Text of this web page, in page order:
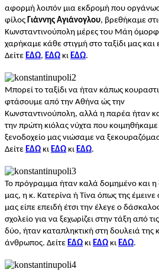
αφορμή λοιπόν μια εκδρομή που
φίλος
Γιάννης Αγιάνογλου, βρεθήκαμε
Κωνσταντινούπολη μέρες του Μάη
χαρήκαμε κάθε στιγμή στο ταξίδι μας και
Δείτε ΕΔΩ, ΕΔΩ κι ΕΔΩ.
Μπορεί το ταξίδι να ήταν κάπως
φτάσουμε από την Αθήνα ώς την
Κωνσταντινούπολη, αλλά η παρέα ήταν
την πρώτη κιόλας νύχτα που
ξενοδοχείο μας νιώσαμε να
Δείτε ΕΔΩ κι ΕΔΩ κι ΕΔΩ.
Το πρόγραμμα ήταν καλά δομημένο και η
μας, η κ. Κατερίνα ή Τίνα όπως της έμεινε
μας είπε επειδή έτσι την έλεγε ο
σχολείο για να ξεχωρίζει στην τάξη από
δύο, ήταν καταπληκτική στη δουλειά της
άνθρωπος. Δείτε ΕΔΩ κι ΕΔΩ κι ΕΔΩ.